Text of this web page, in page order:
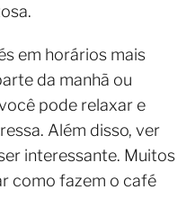
em horários mais
da manhã ou
pode relaxar e
Além disso, ver
interessante. Muitos
como fazem o café